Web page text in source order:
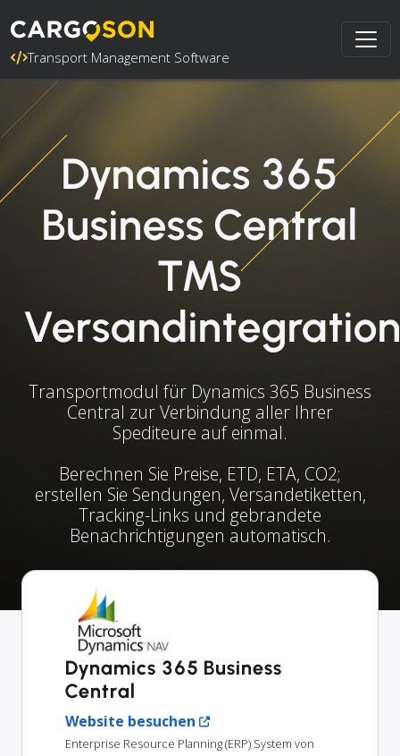
Transport Management Software
Dynamics 365
Business Central
TMS
Transportmodul für Dynamics 365 Business
Central zur Verbindung aller Ihrer
Spediteure auf einmal.
Berechnen Sie Preise, ETD, ETA, CO2;
erstellen Sie Sendungen, Versandetiketten,
Tracking-Links und gebrandete
Benachrichtigungen automatisch.
Dynamics 365 Business
Central
Website besuchen
Enterprise Resource Planning (ERP) System von